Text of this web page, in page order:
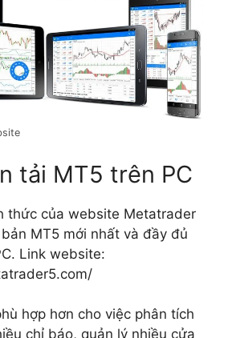
tải MT5 trên PC
thức của website Metatrader
MT5 mới nhất và đầy đủ
Link website:
hợp hơn cho việc phân tích
chỉ báo, quản lý nhiều cửa